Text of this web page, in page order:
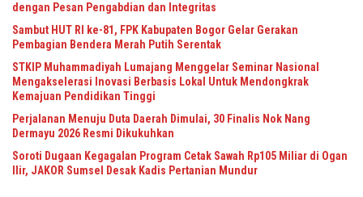
dengan Pesan Pengabdian dan Integritas
Sambut HUT RI ke-81, FPK Kabupaten Bogor Gelar Gerakan
Pembagian Bendera Merah Putih Serentak
STKIP Muhammadiyah Lumajang Menggelar Seminar Nasional
Mengakselerasi Inovasi Berbasis Lokal Untuk Mendongkrak
Kemajuan Pendidikan Tinggi
Perjalanan Menuju Duta Daerah Dimulai, 30 Finalis Nok Nang
Dermayu 2026 Resmi Dikukuhkan
Soroti Dugaan Kegagalan Program Cetak Sawah Rp105 Miliar di Ogan
Ilir, JAKOR Sumsel Desak Kadis Pertanian Mundur